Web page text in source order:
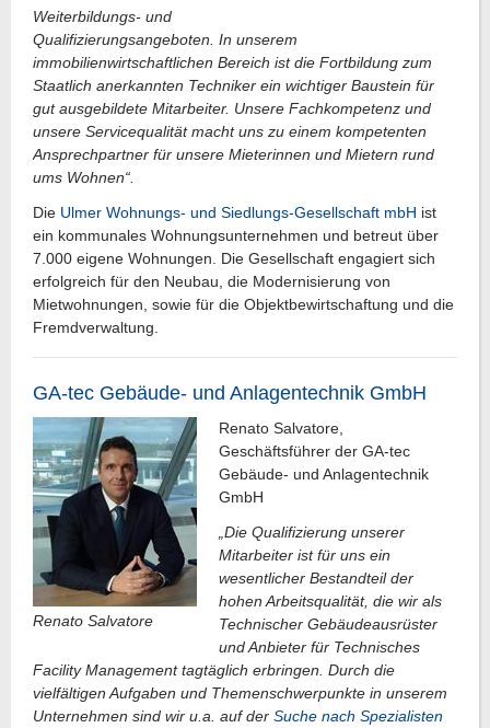
Weiterbildungs- und
Qualifizierungsangeboten. In unserem
immobilienwirtschaftlichen Bereich ist die Fortbildung zum
Staatlich anerkannten Techniker ein wichtiger Baustein für
gut ausgebildete Mitarbeiter. Unsere Fachkompetenz und
unsere Servicequalität macht uns zu einem kompetenten
Ansprechpartner für unsere Mieterinnen und Mietern rund
ums Wohnen“.
Die Ulmer Wohnungs- und Siedlungs-Gesellschaft mbH ist
ein kommunales Wohnungsunternehmen und betreut über
7.000 eigene Wohnungen. Die Gesellschaft engagiert sich
erfolgreich für den Neubau, die Modernisierung von
Mietwohnungen, sowie für die Objektbewirtschaftung und die
Fremdverwaltung.
GA-tec Gebäude- und Anlagentechnik GmbH
Renato Salvatore
Renato Salvatore,
Geschäftsführer der GA-tec
Gebäude- und Anlagentechnik
GmbH
„Die Qualifizierung unserer
Mitarbeiter ist für uns ein
wesentlicher Bestandteil der
hohen Arbeitsqualität, die wir als
Technischer Gebäudeausrüster
und Anbieter für Technisches
Facility Management tagtäglich erbringen. Durch die
vielfältigen Aufgaben und Themenschwerpunkte in unserem
Unternehmen sind wir u.a. auf der Suche nach Spezialisten